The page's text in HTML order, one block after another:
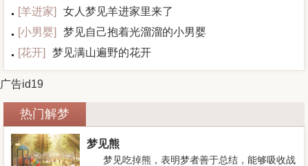
[羊进家]
女人梦见羊进家里来了
[小男婴]
梦见自己抱着光溜溜的小男婴
[花开] 梦见满山遍野的花开
广告id19
热门解梦
梦见熊
梦见吃掉熊，表明梦者善于总结，能够吸收战